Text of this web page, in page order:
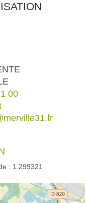
00
: 1.299321